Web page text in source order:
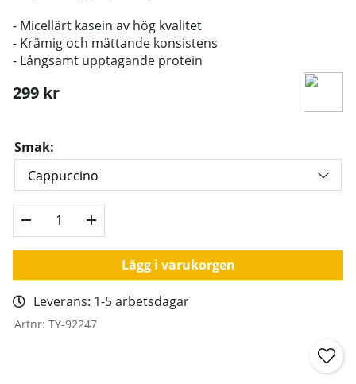
- Micellärt kasein av hög kvalitet
- Krämig och mättande konsistens
- Långsamt upptagande protein
299 kr
Smak:
Lägg i varukorgen
Leverans: 1-5 arbetsdagar
Artnr: TY-92247